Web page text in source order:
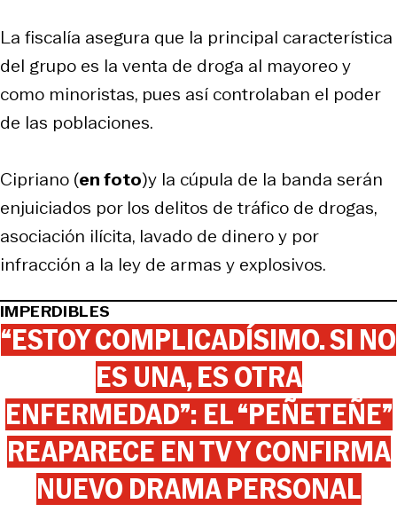
La fiscalía asegura que la principal característica
del grupo es la venta de droga al mayoreo y
como minoristas, pues así controlaban el poder
de las poblaciones.
Cipriano (en foto)y la cúpula de la banda serán
enjuiciados por los delitos de tráfico de drogas,
asociación ilícita, lavado de dinero y por
infracción a la ley de armas y explosivos.
IMPERDIBLES
“ESTOY COMPLICADÍSIMO. SI NO
ES UNA, ES OTRA
ENFERMEDAD”: EL “PEÑETEÑE”
REAPARECE EN TV Y CONFIRMA
NUEVO DRAMA PERSONAL